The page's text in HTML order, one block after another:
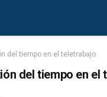
del tiempo en el teletrabajo
del tiempo en el